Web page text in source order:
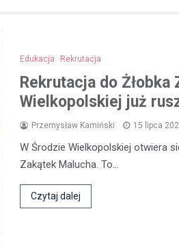
Edukacja Rekrutacja
Rekrutacja do
Wielkopolskiej już
Przemysław Kamiński 15 lipca
W Środzie Wielkopolskiej otwiera
Zakątek Malucha. To…
Czytaj dalej